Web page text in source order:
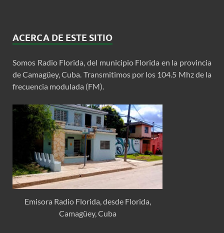
ACERCA DE ESTE SITIO
Somos Radio Florida, del municipio Florida en la provincia
de Camagüey, Cuba. Transmitimos por los 104.5 Mhz de la
frecuencia modulada (FM).
Emisora Radio Florida, desde Florida,
Camagüey, Cuba